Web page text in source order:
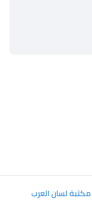
مكتبة لسان العرب